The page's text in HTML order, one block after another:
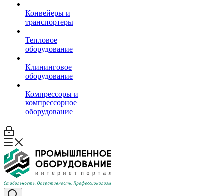
Конвейеры и
транспортеры
Тепловое
оборудование
Клининговое
оборудование
Компрессоры и
компрессорное
оборудование